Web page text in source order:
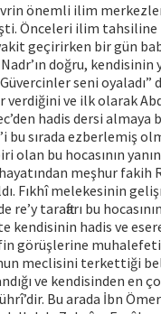
önemli ilim
Önceleri ilim
geçirirken bir gün
doğru, kendisinin
seni oyaladı”
verdiğini ve ilk olarak
hadis dersi almaya
bu sırada ezberlemiş
olan bu hocasının
meşhur fakih
Fıkhî melekesinin
re’y taraftarı bu
hadis ve esere
görüşlerine
meclisini terkettiği
ve kendisinden en
Bu arada İbn